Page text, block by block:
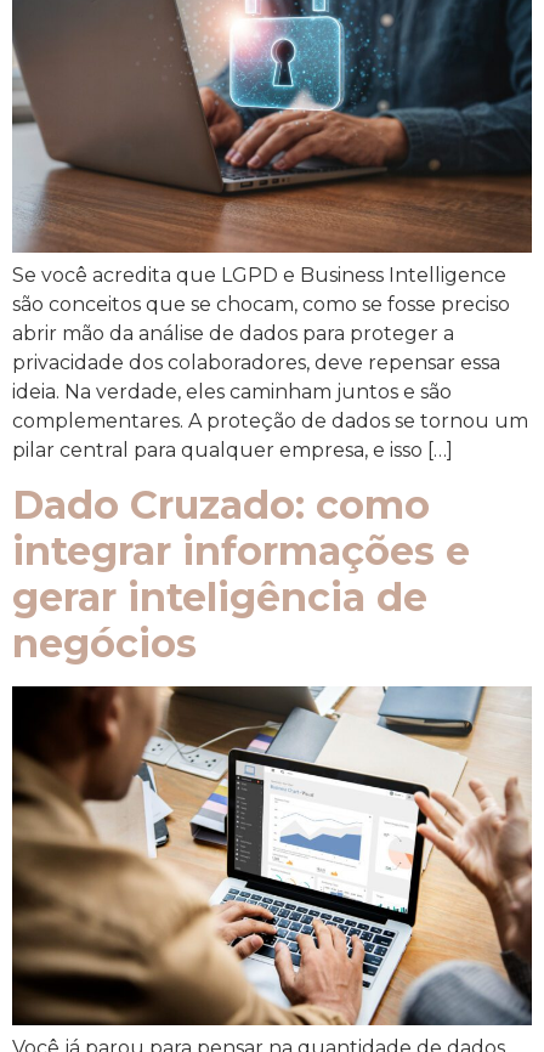
Se você acredita que LGPD e Business Intelligence
são conceitos que se chocam, como se fosse preciso
abrir mão da análise de dados para proteger a
privacidade dos colaboradores, deve repensar essa
ideia. Na verdade, eles caminham juntos e são
complementares. A proteção de dados se tornou um
pilar central para qualquer empresa, e isso […]
Dado Cruzado: como
integrar informações e
gerar inteligência de
negócios
Você já parou para pensar na quantidade de dados